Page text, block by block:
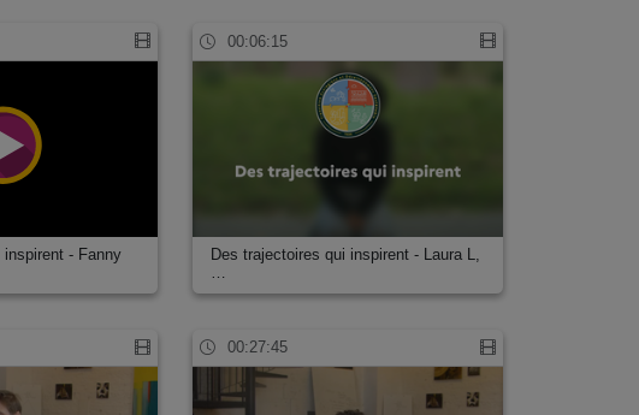
inspirent - Fanny
00:06:15
Des trajectoires qui inspirent - Laura L,
00:27:45